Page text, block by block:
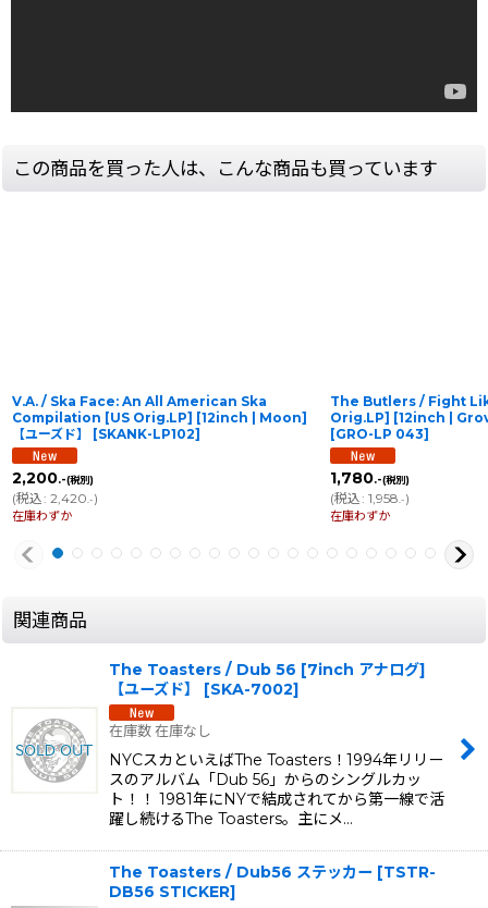
この商品を買った人は、こんな商品も買っています
V.A. / Ska Face: An All American Ska
Compilation [US Orig.LP] [12inch | Moon]
【ユーズド】
[SKANK-LP102]
2,200.-(税別)
(税込: 2,420 .-)
在庫わずか
The Butlers / Fight
Orig.LP] [12inch |
[GRO-LP 043]
1,780.-(税別)
(税込: 1,958 .-)
在庫わずか
関連商品
The Toasters / Dub 56 [7inch アナログ]
【ユーズド】
[SKA-7002]
在庫数 在庫なし
NYCスカといえばThe Toasters！1994年リリー
スのアルバム「Dub 56」からのシングルカッ
ト！！ 1981年にNYで結成されてから第一線で活
躍し続けるThe Toasters。主にメ…
The Toasters / Dub56 ステッカー [TSTR-
DB56 STICKER]